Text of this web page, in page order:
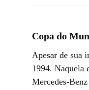
Copa do
Apesar de sua
1994. Naquela
Mercedes-